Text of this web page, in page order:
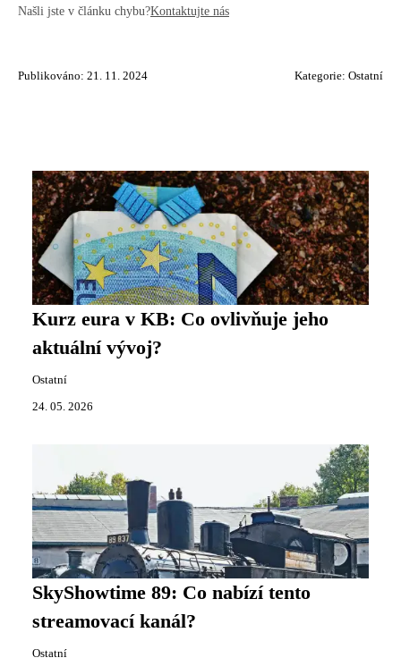
Našli jste v článku chybu?Kontaktujte nás
Publikováno: 21. 11. 2024 Kategorie: Ostatní
Kurz eura v KB: Co ovlivňuje jeho
aktuální vývoj?
Ostatní
24. 05. 2026
SkyShowtime 89: Co nabízí tento
streamovací kanál?
Ostatní